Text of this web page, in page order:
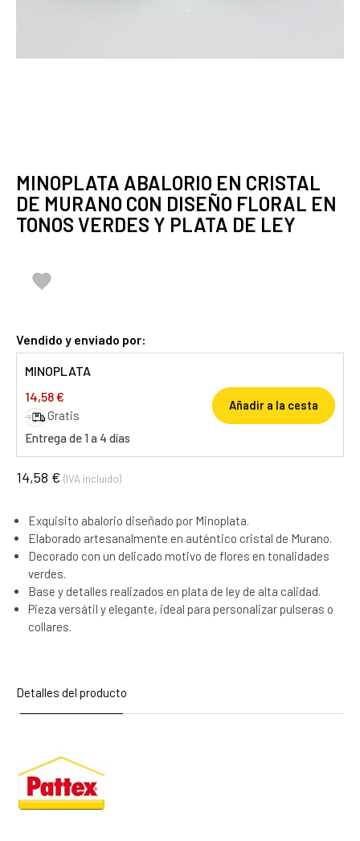
MINOPLATA ABALORIO EN CRISTAL
DE MURANO CON DISEÑO FLORAL EN
TONOS VERDES Y PLATA DE LEY

Vendido y enviado por:
MINOPLATA
14,58 €
Gratis
Entrega de 1 a 4 días
Añadir a la cesta
14,58 € (IVA incluido)
Exquisito abalorio diseñado por Minoplata.
Elaborado artesanalmente en auténtico cristal de Murano.
Decorado con un delicado motivo de flores en tonalidades
verdes.
Base y detalles realizados en plata de ley de alta calidad.
Pieza versátil y elegante, ideal para personalizar pulseras o
collares.
Detalles del producto